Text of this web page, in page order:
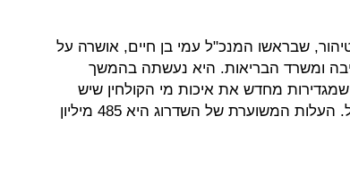
שבראשו המנכ"ל עמי בן חיים, אושרה על
ומשרד הבריאות. היא נעשתה בהמשך
בריאות העם תש"ע – 2010, שמגדירות מחדש את איכות מי הקולחין שיש
להפיק במכוני טיהור השפכים בישראל. העלות המשוערת של השדרוג היא 485 מיליון